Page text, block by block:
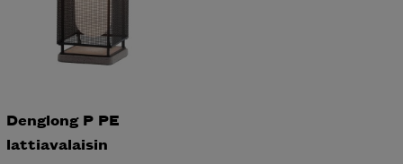
Denglong P PE
lattiavalaisin